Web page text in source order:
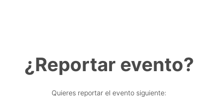
¿Reportar evento?
Quieres reportar el evento siguiente: